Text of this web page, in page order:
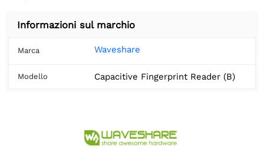
Informazioni sul marchio
Marca Waveshare
Modello Capacitive Fingerprint Reader (B)